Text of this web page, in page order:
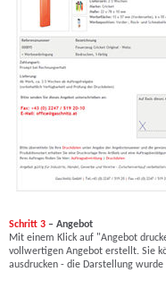
Schritt 3 – Angebot
Mit einem Klick auf "Angebot
vollwertigen Angebot erstellt. Sie
ausdrucken - die Darstellung